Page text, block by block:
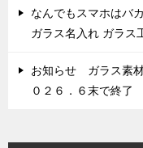
なんでもスマホはバ
ガラス名入れ ガラス
お知らせ ガラス素
０２６．６末で終了